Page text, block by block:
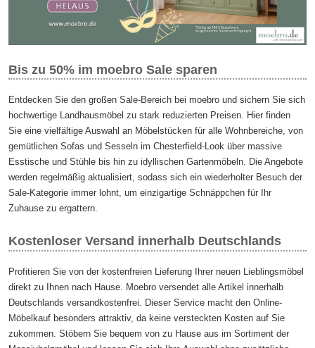
Bis zu 50% im moebro Sale sparen
Entdecken Sie den großen Sale-Bereich bei moebro und sichern Sie sich
hochwertige Landhausmöbel zu stark reduzierten Preisen. Hier finden
Sie eine vielfältige Auswahl an Möbelstücken für alle Wohnbereiche, von
gemütlichen Sofas und Sesseln im Chesterfield-Look über massive
Esstische und Stühle bis hin zu idyllischen Gartenmöbeln. Die Angebote
werden regelmäßig aktualisiert, sodass sich ein wiederholter Besuch der
Sale-Kategorie immer lohnt, um einzigartige Schnäppchen für Ihr
Zuhause zu ergattern.
Kostenloser Versand innerhalb Deutschlands
Profitieren Sie von der kostenfreien Lieferung Ihrer neuen Lieblingsmöbel
direkt zu Ihnen nach Hause. Moebro versendet alle Artikel innerhalb
Deutschlands versandkostenfrei. Dieser Service macht den Online-
Möbelkauf besonders attraktiv, da keine versteckten Kosten auf Sie
zukommen. Stöbern Sie bequem von zu Hause aus im Sortiment der